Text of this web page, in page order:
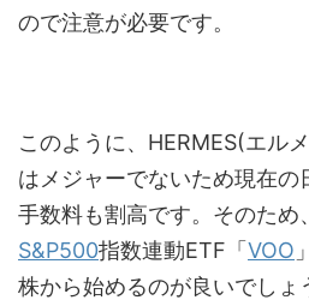
ので注意が必要です。
このように、HERMES(エル
はメジャーでないため現在の
手数料も割高です。そのため
S&P500指数連動ETF「 VOO
株から始めるのが良いでしょ